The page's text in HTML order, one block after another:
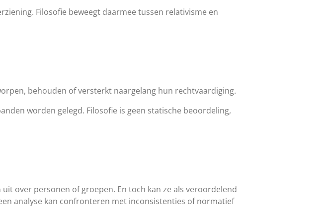
Filosofie beweegt daarmee tussen relativisme en
behouden of versterkt naargelang hun rechtvaardiging.
worden gelegd. Filosofie is geen statische beoordeling,
over personen of groepen. En toch kan ze als veroordelend
analyse kan confronteren met inconsistenties of normatief